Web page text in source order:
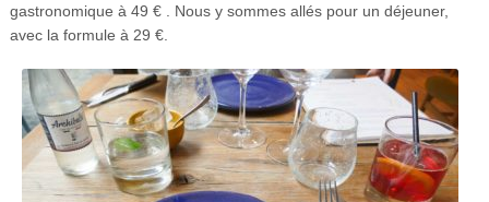
gastronomique à 49 € . Nous y sommes allés pour un déjeuner,
avec la formule à 29 €.